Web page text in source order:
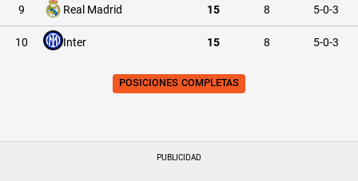
9 Real Madrid 15 8 5-0-3
10 Inter 15 8 5-0-3
POSICIONES COMPLETAS